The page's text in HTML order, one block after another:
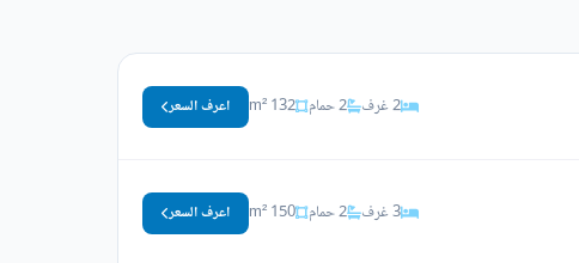
2 غرف 2 حمام 132 m² اعرف السعر
3 غرف 2 حمام 150 m² اعرف السعر